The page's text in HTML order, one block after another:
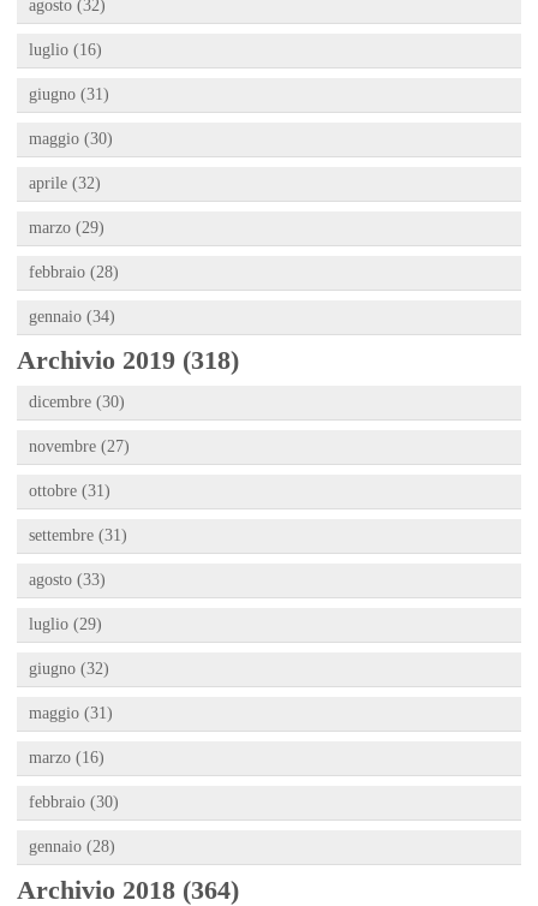
agosto (32)
luglio (16)
giugno (31)
maggio (30)
aprile (32)
marzo (29)
febbraio (28)
gennaio (34)
Archivio 2019 (318)
dicembre (30)
novembre (27)
ottobre (31)
settembre (31)
agosto (33)
luglio (29)
giugno (32)
maggio (31)
marzo (16)
febbraio (30)
gennaio (28)
Archivio 2018 (364)